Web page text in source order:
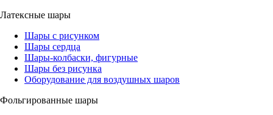
Латексные шары
Шары с рисунком
Шары сердца
Шары-колбаски, фигурные
Шары без рисунка
Оборудование для воздушных шаров
Фольгированные шары